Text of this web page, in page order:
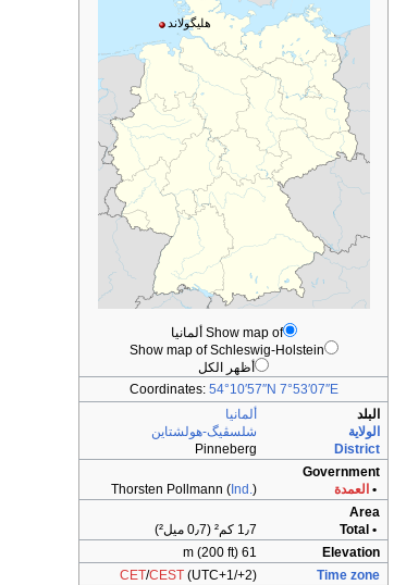
هليگولاند
Show map of ألمانيا
Show map of Schleswig-Holstein
أظهر الكل
Coordinates: 54°10′57″N 7°53′07″E
البلد
ألمانيا
الولاية
شلسڤيگ-هولشتاين
District
Pinneberg
Government
• العمدة Thorsten Pollmann (Ind.)
Area
• Total
1٫7 كم² (0٫7 ميل²)
Elevation
61 m (200 ft)
Time zone
CET/CEST(UTC+1/+2)